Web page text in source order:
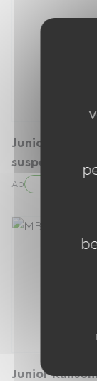
Junior
suspendu
Ab
Junior